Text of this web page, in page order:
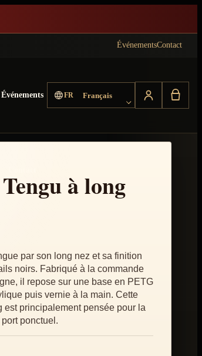
ÉvénementsContact
Événements FR Français
Choisir la langue
à long
par son long nez et sa finition
noirs. Fabriqué à la commande
il repose sur une base en PETG
puis vernie à la main. Cette
principalement pensée pour la
ponctuel.